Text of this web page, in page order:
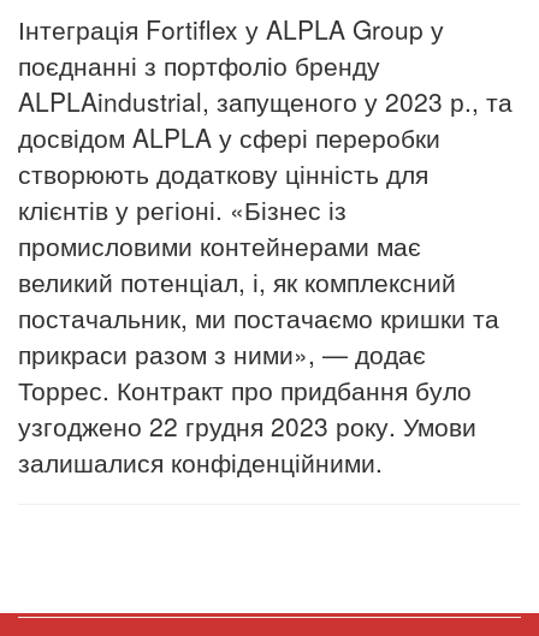
Інтеграція Fortiflex у ALPLA Group у
поєднанні з портфоліо бренду
ALPLAindustrial, запущеного у 2023 р., та
досвідом ALPLA у сфері переробки
створюють додаткову цінність для
клієнтів у регіоні. «Бізнес із
промисловими контейнерами має
великий потенціал, і, як комплексний
постачальник, ми постачаємо кришки та
прикраси разом з ними», — додає
Торрес. Контракт про придбання було
узгоджено 22 грудня 2023 року. Умови
залишалися конфіденційними.